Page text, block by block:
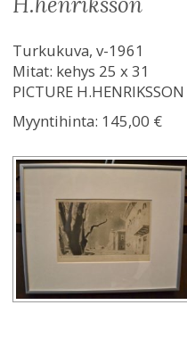
Turkukuva, v-1961
Mitat: kehys 25 x 31
PICTURE H.HENRIKSSON
Myyntihinta: 145,00 €